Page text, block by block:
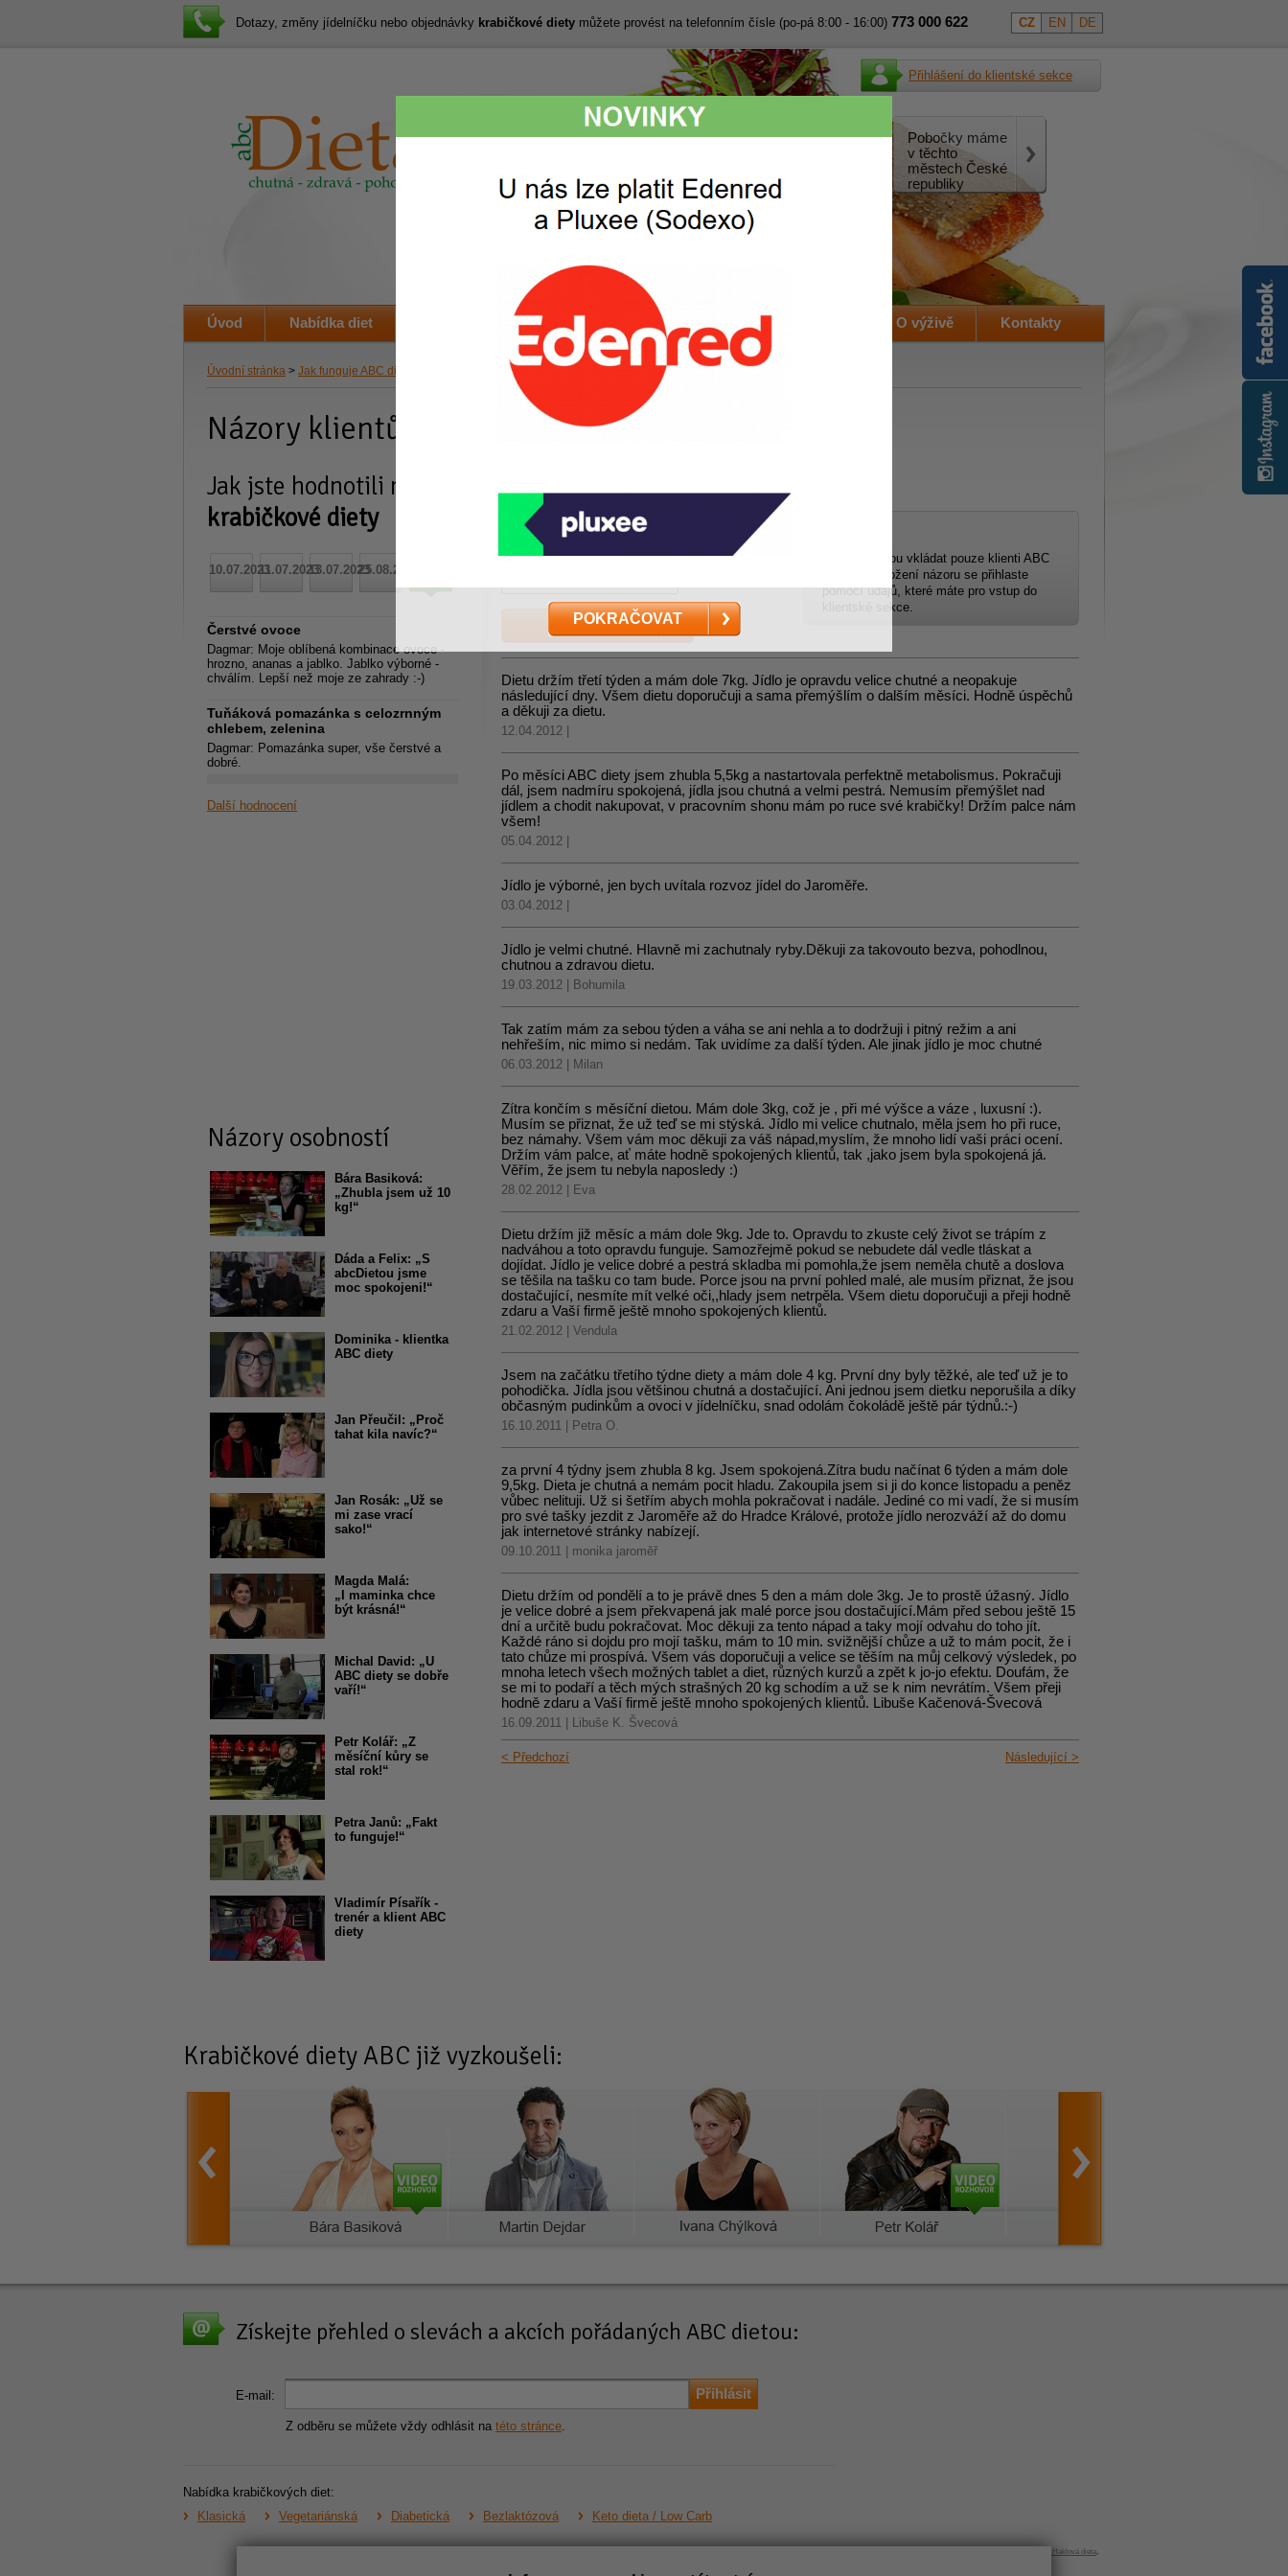
Úvodní stránka > Jak funguje ABC dieta
Názory klientů
Jak jste hodnotili naše
krabičkové diety
25.08.2023
13.07.2023
11.07.2023
10.07.2023
Čerstvé ovoce
Dagmar: Moje oblíbená kombinace ovoce -
hrozno, ananas a jablko. Jablko výborné -
chválím. Lepší než moje ze zahrady :-)
Tuňáková pomazánka s celozrnným
chlebem, zelenina
Dagmar: Pomazánka super, vše čerstvé a
dobré.
Další hodnocení
Názory osobností
Bára Basiková:
„Zhubla jsem už 10
kg!“
Dáda a Felix: „S
abcDietou jsme
moc spokojeni!“
Dominika - klientka
ABC diety
Jan Přeučil: „Proč
tahat kila navíc?“
Jan Rosák: „Už se
mi zase vrací
sako!“
Magda Malá:
„I maminka chce
být krásná!“
Michal David: „U
ABC diety se dobře
vaří!“
Petr Kolář: „Z
měsíční kůry se
stal rok!“
Petra Janů: „Fakt
to funguje!“
Vladimír Písařík -
trenér a klient ABC
diety
Vaše názory na ABC Dietu
Názory mohou vkládat pouze klienti ABC
diety. Pro vložení názoru se přihlaste
pomocí údajů, které máte pro vstup do
klientské sekce.
Uživatelské jméno:
Dietu držím třetí týden a mám dole 7kg. Jídlo je opravdu velice chutné a neopakuje
následující dny. Všem dietu doporučuji a sama přemýšlím o dalším měsíci. Hodně úspěchů
a děkuji za dietu.
12.04.2012 |
Po měsíci ABC diety jsem zhubla 5,5kg a nastartovala perfektně metabolismus. Pokračuji
dál, jsem nadmíru spokojená, jídla jsou chutná a velmi pestrá. Nemusím přemýšlet nad
jídlem a chodit nakupovat, v pracovním shonu mám po ruce své krabičky! Držím palce nám
všem!
05.04.2012 |
Jídlo je výborné, jen bych uvítala rozvoz jídel do Jaroměře.
03.04.2012 |
Jídlo je velmi chutné. Hlavně mi zachutnaly ryby.Děkuji za takovouto bezva, pohodlnou,
chutnou a zdravou dietu.
19.03.2012 | Bohumila
Tak zatím mám za sebou týden a váha se ani nehla a to dodržuji i pitný režim a ani
nehřeším, nic mimo si nedám. Tak uvidíme za další týden. Ale jinak jídlo je moc chutné
06.03.2012 | Milan
Zítra končím s měsíční dietou. Mám dole 3kg, což je , při mé výšce a váze , luxusní :).
Musím se přiznat, že už teď se mi stýská. Jídlo mi velice chutnalo, měla jsem ho při ruce,
bez námahy. Všem vám moc děkuji za váš nápad,myslím, že mnoho lidí vaši práci ocení.
Držím vám palce, ať máte hodně spokojených klientů, tak ,jako jsem byla spokojená já.
Věřím, že jsem tu nebyla naposledy :)
28.02.2012 | Eva
Dietu držím již měsíc a mám dole 9kg. Jde to. Opravdu to zkuste celý život se trápím z
nadváhou a toto opravdu funguje. Samozřejmě pokud se nebudete dál vedle tláskat a
dojídat. Jídlo je velice dobré a pestrá skladba mi pomohla,že jsem neměla chutě a doslova
se těšila na tašku co tam bude. Porce jsou na první pohled malé, ale musím přiznat, že jsou
dostačující, nesmíte mít velké oči,,hlady jsem netrpěla. Všem dietu doporučuji a přeji hodně
zdaru a Vaší firmě ještě mnoho spokojených klientů.
21.02.2012 | Vendula
Jsem na začátku třetího týdne diety a mám dole 4 kg. První dny byly těžké, ale teď už je to
pohodička. Jídla jsou většinou chutná a dostačující. Ani jednou jsem dietku neporušila a díky
občasným pudinkům a ovoci v jídelníčku, snad odolám čokoládě ještě pár týdnů.:-)
16.10.2011 | Petra O.
za první 4 týdny jsem zhubla 8 kg. Jsem spokojená.Zítra budu načínat 6 týden a mám dole
9,5kg. Dieta je chutná a nemám pocit hladu. Zakoupila jsem si ji do konce listopadu a peněz
vůbec nelituji. Už si šetřím abych mohla pokračovat i nadále. Jediné co mi vadí, že si musím
pro své tašky jezdit z Jaroměře až do Hradce Králové, protože jídlo nerozváží až do domu
jak internetové stránky nabízejí.
09.10.2011 | monika jaroměř
Dietu držím od pondělí a to je právě dnes 5 den a mám dole 3kg. Je to prostě úžasný. Jídlo
je velice dobré a jsem překvapená jak malé porce jsou dostačující.Mám před sebou ještě 15
dní a určitě budu pokračovat. Moc děkuji za tento nápad a taky mojí odvahu do toho jít.
Každé ráno si dojdu pro mojí tašku, mám to 10 min. svižnější chůze a už to mám pocit, že i
tato chůze mi prospívá. Všem vás doporučuji a velice se těším na můj celkový výsledek, po
mnoha letech všech možných tablet a diet, různých kurzů a zpět k jo-jo efektu. Doufám, že
se mi to podaří a těch mých strašných 20 kg schodím a už se k nim nevrátím. Všem přeji
hodně zdaru a Vaší firmě ještě mnoho spokojených klientů. Libuše Kačenová-Švecová
16.09.2011 | Libuše K. Švecová
Následující >
< Předchozí
Krabičkové diety ABC již vyzkoušeli:
Jana Haklová dieta
Získejte přehled o slevách a akcích pořádaných ABC dietou:
E-mail:
Z odběru se můžete vždy odhlásit na této stránce
Nabídka krabičkových diet:
Klasická
Vegetariánská Diabetická Bezlaktózová Keto dieta / Low Carb
Dotazy, změny jídelníčku nebo objednávky krabičkové diety můžete provést na telefonním čísle (po-pá 8:00 - 16:00) 773 000 622 CZ EN DE
Přihlášení do klientské sekce
Lákavé snídaně,
Perfektní chuť,
Pobočky máme
v těchto
městech České
republiky
Úvod Nabídka diet Objednávka O výživě Kontakty
POKRAČOVAT